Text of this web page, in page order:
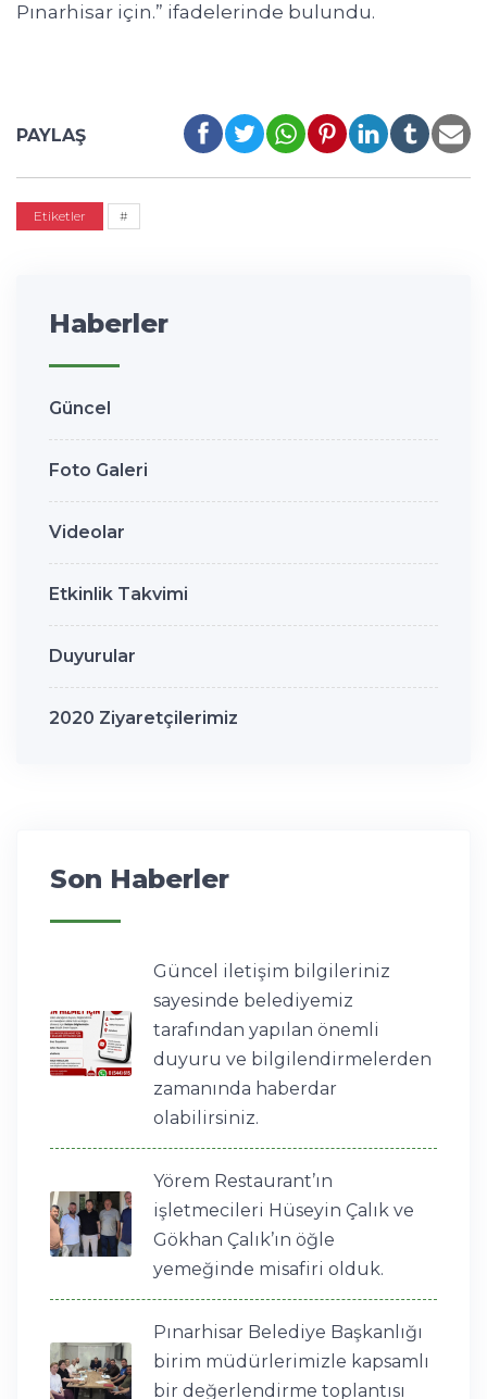
Pınarhisar için.” ifadelerinde bulundu.
PAYLAŞ
Etiketler #
Haberler
Güncel
Foto Galeri
Videolar
Etkinlik Takvimi
Duyurular
2020 Ziyaretçilerimiz
Son Haberler
Güncel iletişim bilgileriniz
sayesinde belediyemiz
tarafından yapılan önemli
duyuru ve bilgilendirmelerden
zamanında haberdar
olabilirsiniz.
Yörem Restaurant’ın
işletmecileri Hüseyin Çalık ve
Gökhan Çalık’ın öğle
yemeğinde misafiri olduk.
Pınarhisar Belediye Başkanlığı
birim müdürlerimizle kapsamlı
bir değerlendirme toplantısı